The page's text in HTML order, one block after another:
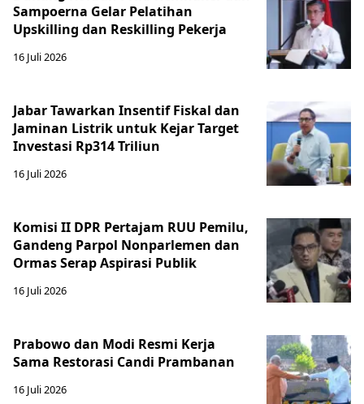
Sampoerna Gelar Pelatihan
Upskilling dan Reskilling Pekerja
16 Juli 2026
Jabar Tawarkan Insentif Fiskal dan
Jaminan Listrik untuk Kejar Target
Investasi Rp314 Triliun
16 Juli 2026
Komisi II DPR Pertajam RUU Pemilu,
Gandeng Parpol Nonparlemen dan
Ormas Serap Aspirasi Publik
16 Juli 2026
Prabowo dan Modi Resmi Kerja
Sama Restorasi Candi Prambanan
16 Juli 2026